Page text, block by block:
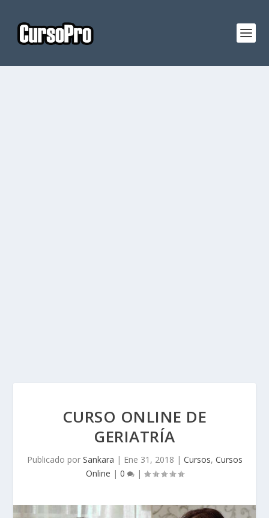
CURSO ONLINE DE
GERIATRÍA
Publicado por Sankara | Ene 31, 2018 | Cursos, Cursos
Online | 0 |